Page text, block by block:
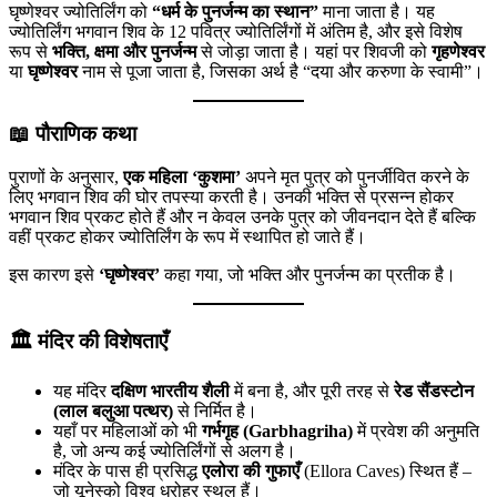
घृष्णेश्वर ज्योतिर्लिंग को “धर्म के पुनर्जन्म का स्थान”माना जाता है। यह
ज्योतिर्लिंग भगवान शिव के 12 पवित्र ज्योतिर्लिंगों में अंतिम है, और इसे विशेष
रूप से भक्ति, क्षमा और पुनर्जन्मसे जोड़ा जाता है। यहां पर शिवजी कोगृहणेश्वर
याघृष्णेश्वरनाम से पूजा जाता है, जिसका अर्थ है “दया और करुणा के स्वामी”।
📖पौराणिक कथा
पुराणों के अनुसार,एक महिला ‘कुशमा’ अपने मृत पुत्र को पुनर्जीवित करने के
लिए भगवान शिव की घोर तपस्या करती है। उनकी भक्ति से प्रसन्न होकर
भगवान शिव प्रकट होते हैं और न केवल उनके पुत्र को जीवनदान देते हैं बल्कि
वहीं प्रकट होकर ज्योतिर्लिंग के रूप में स्थापित हो जाते हैं।
इस कारण इसे ‘घृष्णेश्वर’कहा गया, जो भक्ति और पुनर्जन्म का प्रतीक है।
🏛️मंदिर की विशेषताएँ
यह मंदिरदक्षिण भारतीय शैलीमें बना है, और पूरी तरह सेरेड सैंडस्टोन
(लाल बलुआ पत्थर)से निर्मित है।
यहाँ पर महिलाओं को भीगर्भगृह (Garbhagriha)में प्रवेश की अनुमति
है, जो अन्य कई ज्योतिर्लिंगों से अलग है।
मंदिर के पास ही प्रसिद्धएलोरा की गुफाएँ(Ellora Caves) स्थित हैं –
जो यूनेस्को विश्व धरोहर स्थल हैं।